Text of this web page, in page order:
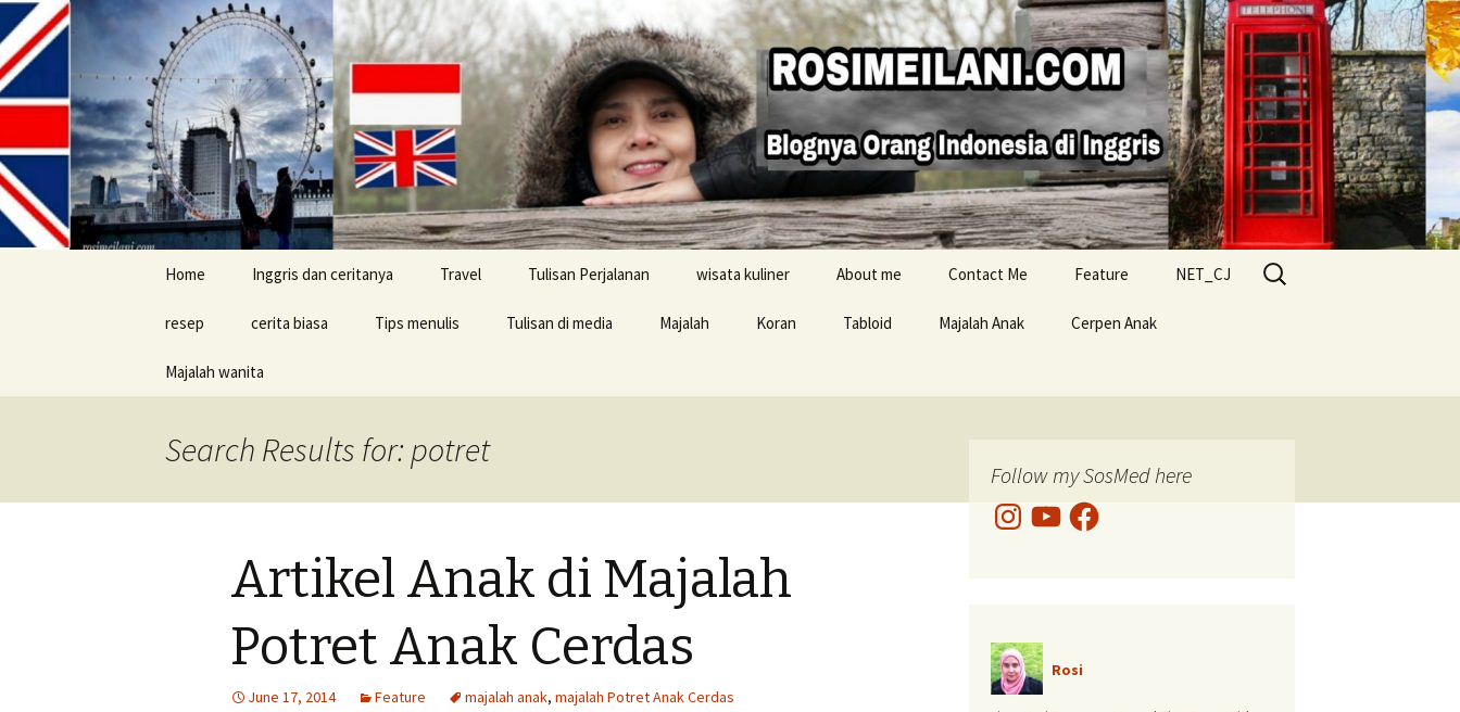
Home Inggris dan ceritanya Travel Tulisan Perjalanan wisata kuliner About me Contact Me Feature NET_CJ
resep cerita biasa Tips menulis
Tips jalan-jalan di Inggris
Tips menulis cerita anak
perjalanan
Tulisan di media Majalah Koran Tabloid Majalah Anak Cerpen Anak
Majalah wanita
Search
for:
Search Results for: potret
Artikel Anak di Majalah
Potret Anak Cerdas
June 17, 2014 Feature majalah anak, majalah Potret Anak Cerdas
Follow my SosMed here
InstagramYouTubeFacebook
Rosi